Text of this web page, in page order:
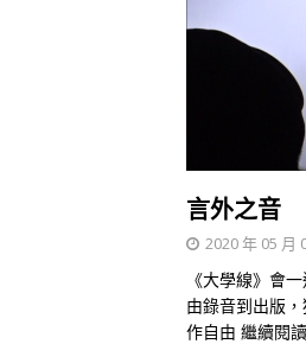
言外之音
2020 年 05 月
《大學線》會
由錄音到出版
作自由 繼續閱讀